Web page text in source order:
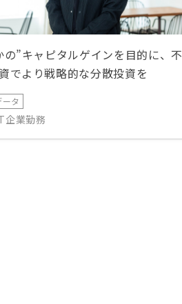
の”キャピタルゲインを目的に、不
でより戦略的な分散投資を
タ
企業勤務